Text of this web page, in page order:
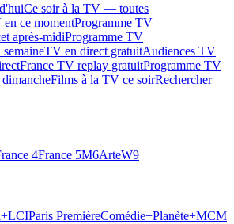
Ce soir à la TV — toutes
ce momentProgramme TV
après-midiProgramme TV
TV en direct gratuitAudiences TV
France TV replay gratuitProgramme TV
Films à la TV ce soirRechercher
4France 5M6ArteW9
LCIParis PremièreComédie+Planète+MCM